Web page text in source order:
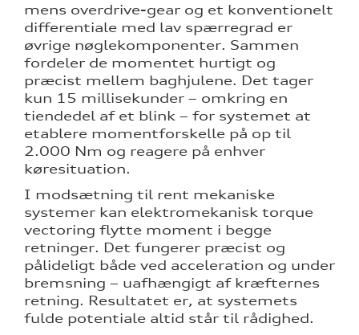
mens overdrive-gear og et konventionelt
differentiale med lav spærregrad er
øvrige nøglekomponenter. Sammen
fordeler de momentet hurtigt og
præcist mellem baghjulene. Det tager
kun 15 millisekunder – omkring en
tiendedel af et blink – for systemet at
etablere momentforskelle på op til
2.000 Nm og reagere på enhver
køresituation.
I modsætning til rent mekaniske
systemer kan elektromekanisk torque
vectoring flytte moment i begge
retninger. Det fungerer præcist og
pålideligt både ved acceleration og under
bremsning – uafhængigt af kræfternes
retning. Resultatet er, at systemets
fulde potentiale altid står til rådighed.